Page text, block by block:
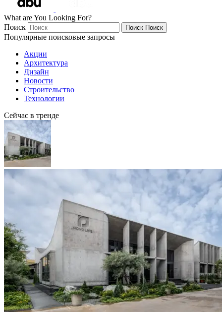
What are You Looking For?
Поиск
Поиск Поиск
Популярные поисковые запросы
Акции
Архитектура
Дизайн
Новости
Строительство
Технологии
Сейчас в тренде